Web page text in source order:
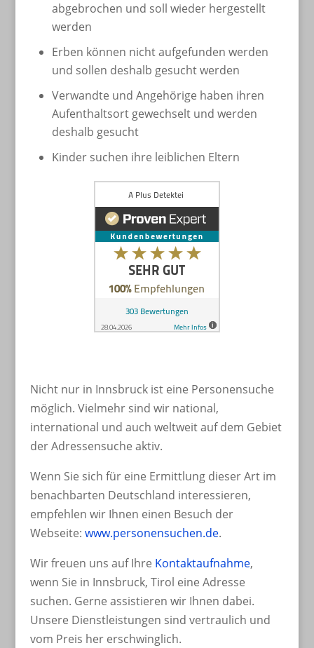
abgebrochen und soll wieder hergestellt
werden
Erben können nicht aufgefunden werden
und sollen deshalb gesucht werden
Verwandte und Angehörige haben ihren
Aufenthaltsort gewechselt und werden
deshalb gesucht
Kinder suchen ihre leiblichen Eltern
Nicht nur in Innsbruck ist eine Personensuche
möglich. Vielmehr sind wir national,
international und auch weltweit auf dem Gebiet
der Adressensuche aktiv.
Wenn Sie sich für eine Ermittlung dieser Art im
benachbarten Deutschland interessieren,
empfehlen wir Ihnen einen Besuch der
Webseite: www.personensuchen.de.
Wir freuen uns auf Ihre Kontaktaufnahme,
wenn Sie in Innsbruck, Tirol eine Adresse
suchen. Gerne assistieren wir Ihnen dabei.
Unsere Dienstleistungen sind vertraulich und
vom Preis her erschwinglich.